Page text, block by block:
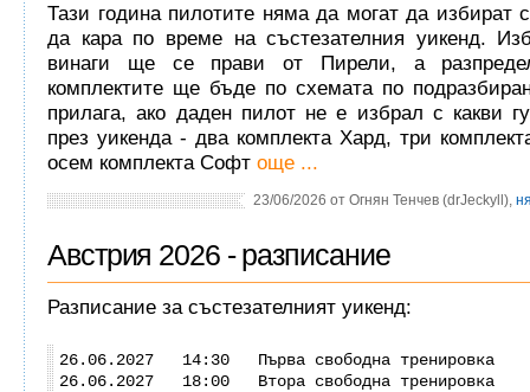
Тази година пилотите няма да могат да избират
да кара по време на състезателния уикенд.
винаги ще се прави от Пирели, а
комплектите ще бъде по схемата по
прилага, ако даден пилот не е избрал с какви
през уикенда - два комплекта Хард, три
осем комплекта Софт още ...
23/06/2026 от Огнян Тенчев (drJeckyll),
Австрия 2026 - разписание
Разписание за състезателният уикенд:
26.06.2027 14:30 Първа свободна тренировка
26.06.2027 18:00 Втора свободна тренировка